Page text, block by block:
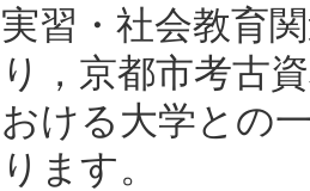
実習・社会教育
り，京都市考古
おける大学との
ります。